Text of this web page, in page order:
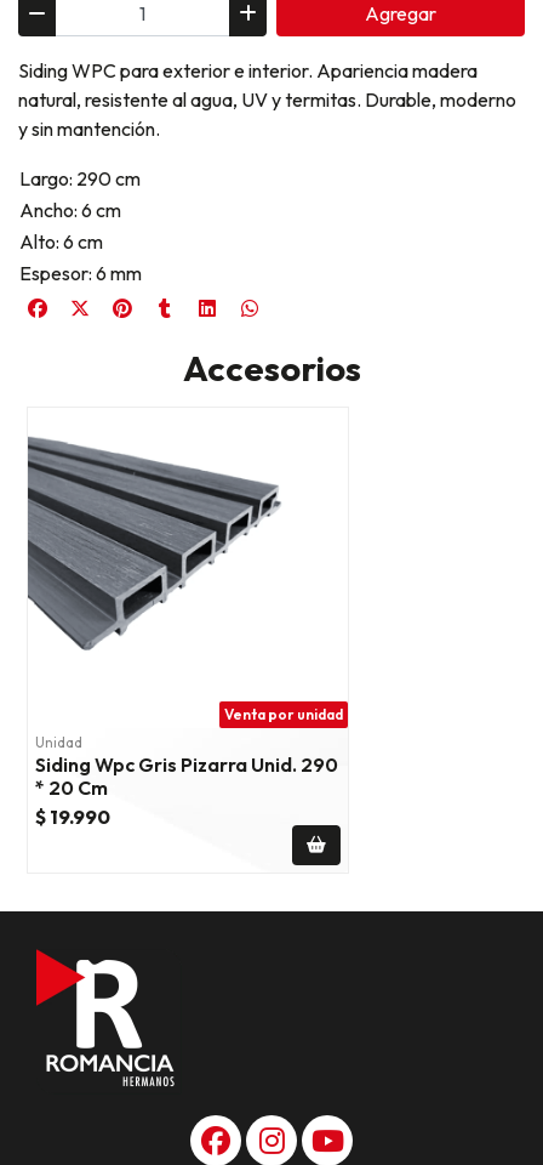
Agregar
Siding WPC para exterior e interior. Apariencia madera
natural, resistente al agua, UV y termitas. Durable, moderno
y sin mantención.
Largo: 290 cm
Ancho: 6 cm
Alto: 6 cm
Espesor: 6 mm
Accesorios
Venta por unidad
Unidad
Siding Wpc Gris Pizarra Unid. 290
* 20 Cm
$ 19.990